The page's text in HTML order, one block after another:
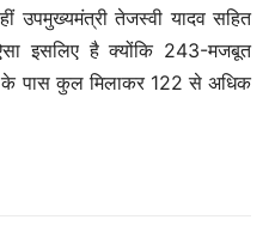
उपमुख्यमंत्री तेजस्वी यादव सहित
इसलिए है क्योंकि 243-मजबूत
के पास कुल मिलाकर 122 से अधिक